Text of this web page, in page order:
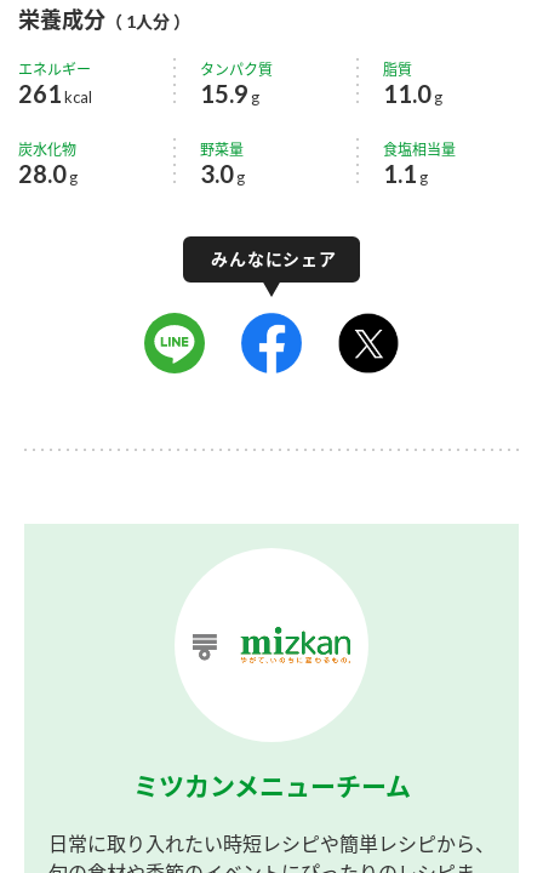
栄養成分 （ 1人分 ）
エネルギー
261 kcal
タンパク質
15.9 g
脂質
11.0 g
炭水化物
28.0g
野菜量
3.0g
食塩相当量
1.1 g
ミツカンメニューチーム
日常に取り入れたい時短レシピや簡単レシピから、